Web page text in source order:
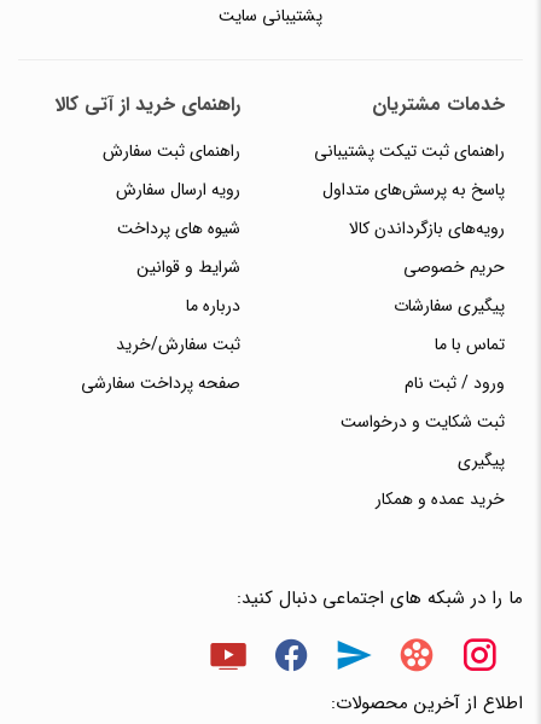
پشتیبانی سایت
خدمات مشتریان
راهنمای ثبت تیکت پشتیبانی
پاسخ به پرسش‌های متداول
رویه‌های بازگرداندن کالا
حریم خصوصی
پیگیری سفارشات
تماس با ما
ورود / ثبت نام
ثبت شکایت و درخواست
پیگیری
خرید عمده و همکار
راهنمای خرید از آتی کالا
راهنمای ثبت سفارش
رویه ارسال سفارش
شیوه های پرداخت
شرایط و قوانین
درباره ما
ثبت سفارش/خرید
صفحه پرداخت سفارشی
ما را در شبکه های اجتماعی دنبال کنید:
اطلاع از آخرین محصولات: